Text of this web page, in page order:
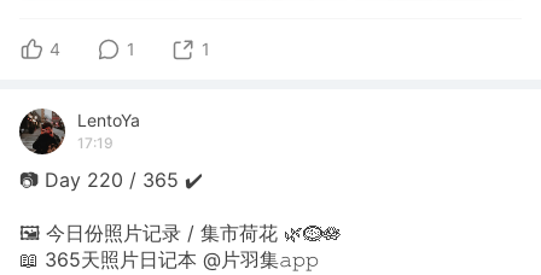
4 1 1
LentoYa
17:19
📷 Day 220 / 365 ✔️
🖼 今日份照片记录 / 集市荷花 🌿🪹🪷
📖 365天照片日记本 @片羽集𝚊𝚙𝚙